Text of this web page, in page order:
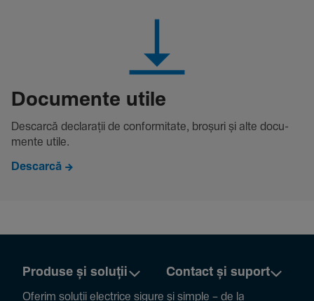
Docu­mente utile
Descarcă decla­rații de conformitate, broșuri și alte docu­
mente utile.
Descarcă
Produse și soluții Contact și suport
Oferim soluții electrice sigure și simple – de la